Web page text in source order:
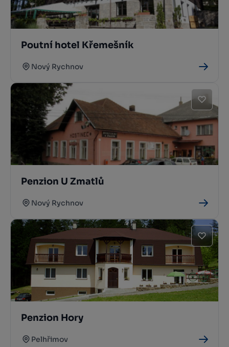
Poutní hotel Křemešník
Nový Rychnov
Penzion U Zmatlů
Nový Rychnov
Penzion Hory
Pelhřimov